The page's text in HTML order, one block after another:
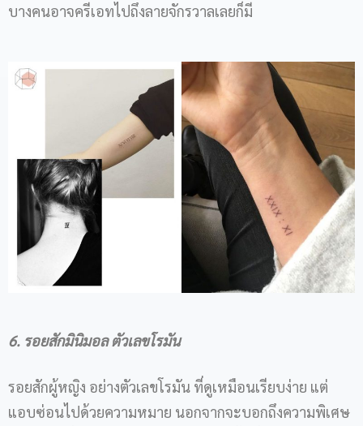
บางคนอาจครีเอทไปถึงลายจักรวาลเลยก็มี
6. รอยสักมินิมอล ตัวเลขโรมัน
รอยสักผู้หญิง อย่างตัวเลขโรมัน ที่ดูเหมือนเรียบง่าย แต่
แอบซ่อนไปด้วยความหมาย นอกจากจะบอกถึงความพิเศษ